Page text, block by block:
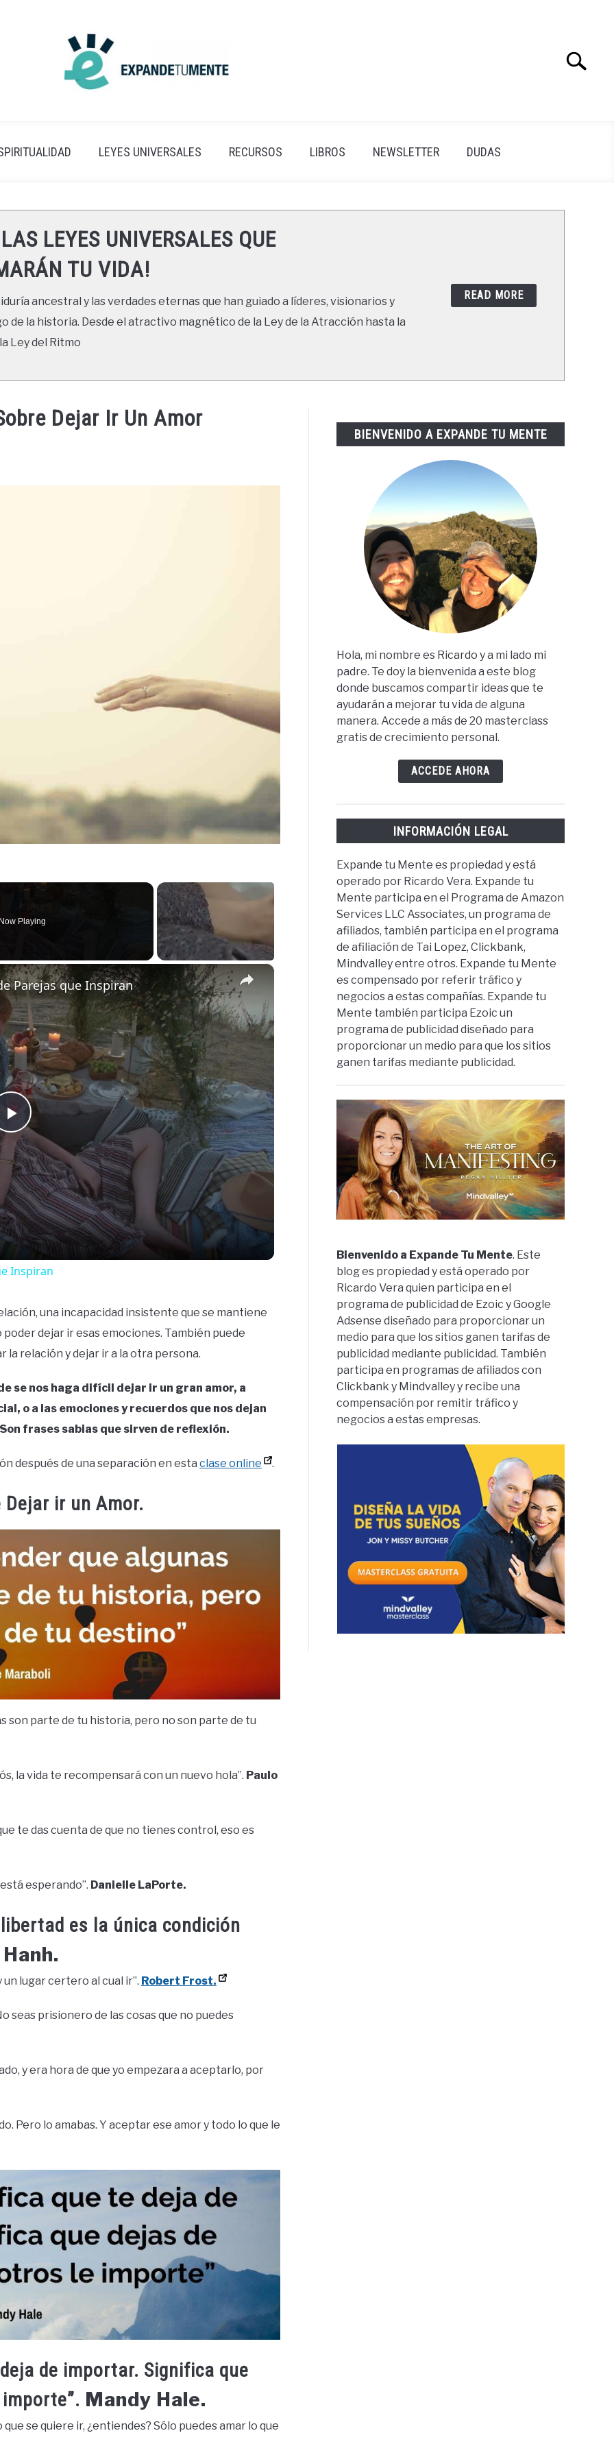
Search
LEYES UNIVERSALES RECURSOS LIBROS NEWSLETTER DUDAS
LEYES UNIVERSALES QUE
TU VIDA!
ancestral y las verdades eternas que han guiado a líderes, visionarios y
de la historia. Desde el atractivo magnético de la Ley de la Atracción hasta la
Ley del Ritmo
READ MORE
Dejar Ir Un Amor
Playing
×
Play
Video
Parejas que Inspiran
Inspiran
una incapacidad insistente que se mantiene
dejar ir esas emociones. También puede
relación y dejar ir a la otra persona.
se nos haga difícil dejar ir un gran amor, a
o a las emociones y recuerdos que nos dejan
frases sabias que sirven de reflexión.
después de una separación en esta clase online .
ir un Amor.
son parte de tu historia, pero no son parte de tu
la vida te recompensará con un nuevo hola”. Paulo
te das cuenta de que no tienes control, eso es
esperando”. Danielle LaPorte.
es la única condición
lugar certero al cual ir”. Robert Frost.
seas prisionero de las cosas que no puedes
y era hora de que yo empezara a aceptarlo, por
Pero lo amabas. Y aceptar ese amor y todo lo que le
de importar. Significa que
Mandy Hale.
se quiere ir, ¿entiendes? Sólo puedes amar lo que
BIENVENIDO A EXPANDE TU MENTE
Hola, mi nombre es Ricardo y a mi lado mi
padre. Te doy la bienvenida a este blog
donde buscamos compartir ideas que te
ayudarán a mejorar tu vida de alguna
manera. Accede a más de 20 masterclass
gratis de crecimiento personal.
ACCEDE AHORA
INFORMACIÓN LEGAL
Expande tu Mente es propiedad y está
operado por Ricardo Vera. Expande tu
Mente participa en el Programa de Amazon
Services LLC Associates, un programa de
afiliados, también participa en el programa
de afiliación de Tai Lopez, Clickbank,
Mindvalley entre otros. Expande tu Mente
es compensado por referir tráfico y
negocios a estas compañías. Expande tu
Mente también participa Ezoic un
programa de publicidad diseñado para
proporcionar un medio para que los sitios
ganen tarifas mediante publicidad.
Bienvenido a Expande Tu Mente. Este
blog es propiedad y está operado por
Ricardo Vera quien participa en el
programa de publicidad de Ezoic y Google
Adsense diseñado para proporcionar un
medio para que los sitios ganen tarifas de
publicidad mediante publicidad. También
participa en programas de afiliados con
Clickbank y Mindvalley y recibe una
compensación por remitir tráfico y
negocios a estas empresas.